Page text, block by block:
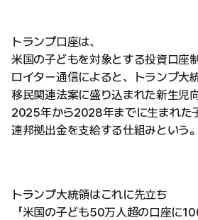
トランプ口座は、
米国の子どもを対象とする投資口座
ロイター通信によると、トランプ大
移民関連法案に盛り込まれた新生児
2025年から2028年までに生まれた
連邦拠出金を支給する仕組みという。
トランプ大統領はこれに先立ち
「米国の子ども50万人超の口座に